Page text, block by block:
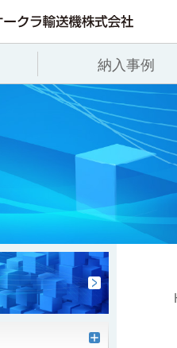
製品情報
コンベヤ機器
コンベヤ機器を探す
用途から探す
ヒント集
納入事例
納入事例
全業種
飲料
会社情報
代表あいさつ
事業所一覧
沿革